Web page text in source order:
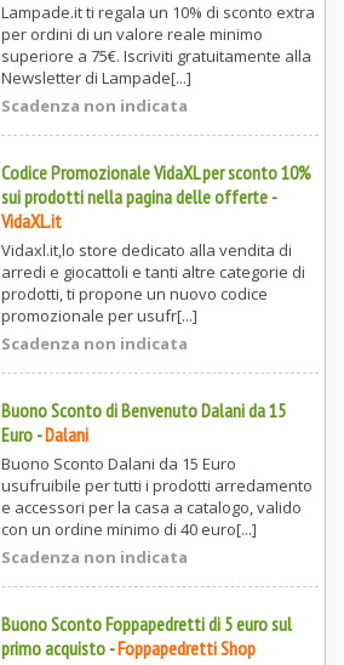
Lampade.it ti regala un 10% di sconto extra
per ordini di un valore reale minimo
superiore a 75€. Iscriviti gratuitamente alla
Newsletter di Lampade[...]
Scadenza non indicata
Codice Promozionale VidaXL per sconto 10%
sui prodotti nella pagina delle offerte-
VidaXL.it
Vidaxl.it,lo store dedicato alla vendita di
arredi e giocattoli e tanti altre categorie di
prodotti, ti propone un nuovo codice
promozionale per usufr[...]
Scadenza non indicata
Buono Sconto di Benvenuto Dalani da 15
Euro-Dalani
Buono Sconto Dalani da 15 Euro
usufruibile per tutti i prodotti arredamento
e accessori per la casa a catalogo, valido
con un ordine minimo di 40 euro[...]
Scadenza non indicata
Buono Sconto Foppapedretti di 5 euro sul
primo acquisto-Foppapedretti Shop